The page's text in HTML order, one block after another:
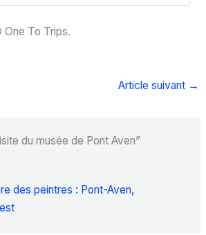
To Trips.
Article suivant →
du musée de Pont Aven”
des peintres : Pont-Aven,